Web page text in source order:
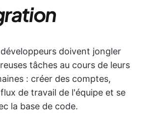
doivent jongler
tâches au cours de leurs
: créer des comptes,
de travail de l'équipe et se
la base de code.